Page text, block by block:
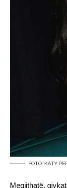
FOTO: KATY
Megjithatë,